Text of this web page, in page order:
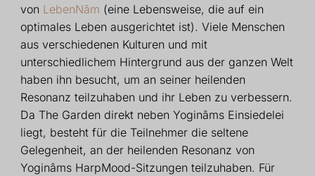
von LebenNâm (eine Lebensweise, die auf ein
optimales Leben ausgerichtet ist). Viele Menschen
aus verschiedenen Kulturen und mit
unterschiedlichem Hintergrund aus der ganzen Welt
haben ihn besucht, um an seiner heilenden
Resonanz teilzuhaben und ihr Leben zu verbessern.
Da The Garden direkt neben Yoginâms Einsiedelei
liegt, besteht für die Teilnehmer die seltene
Gelegenheit, an der heilenden Resonanz von
Yoginâms HarpMood-Sitzungen teilzuhaben. Für